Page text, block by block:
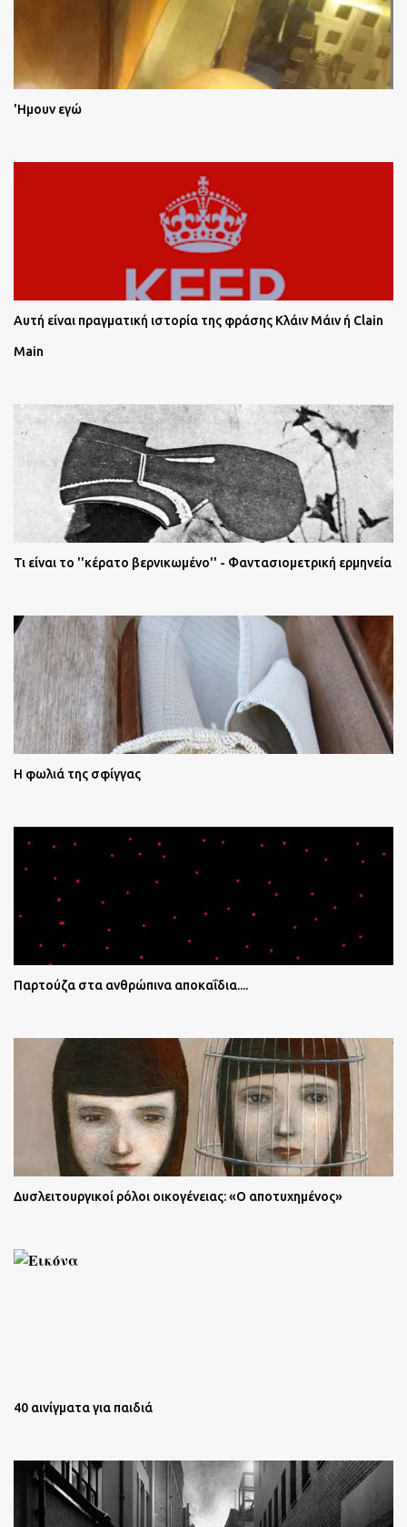
'Ημουν εγώ
Αυτή είναι πραγματική ιστορία της φράσης Κλάιν Μάιν ή Clain
Main
Τι είναι το ''κέρατο βερνικωμένο'' - Φαντασιομετρική ερμηνεία
Η φωλιά της σφίγγας
Παρτούζα στα ανθρώπινα αποκαΐδια....
Δυσλειτουργικοί ρόλοι οικογένειας: «Ο αποτυχημένος»
40 αινίγματα για παιδιά